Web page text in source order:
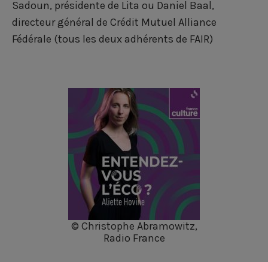
Sadoun, présidente de Lita ou Daniel Baal,
directeur général de Crédit Mutuel Alliance
Fédérale (tous les deux adhérents de FAIR)
© Christophe Abramowitz,
Radio France